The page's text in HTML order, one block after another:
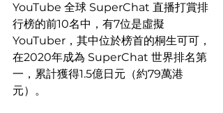
YouTube 全球 SuperChat 直播打賞排
行榜的前10名中，有7位是虛擬
YouTuber，其中位於榜首的桐生可可，
在2020年成為 SuperChat 世界排名第
一，累計獲得1.5億日元（約79萬港
元）。